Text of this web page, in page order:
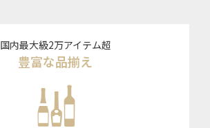
国内最大級2万アイテム超
豊富な品揃え